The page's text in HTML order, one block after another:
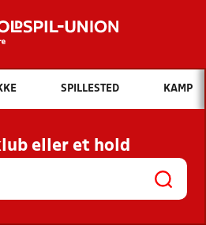
Hvad vil du søge efter?
INDHOLD OG NYHEDER
KLUBBER OG
HOLD
SPILLESTED KAMP
eller et hold